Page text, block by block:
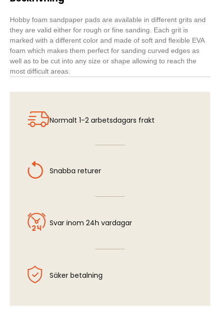
Hobby foam sandpaper pads are available in different grits and
they are valid either for rough or fine sanding. Each grit is
marked with a different color and made of soft and flexible EVA
foam which makes them perfect for sanding curved edges as
well as to be cut into any size or shape allowing to reach the
most difficult areas.
Normalt 1-2 arbetsdagars frakt
Snabba returer
Svar inom 24h vardagar
Säker betalning